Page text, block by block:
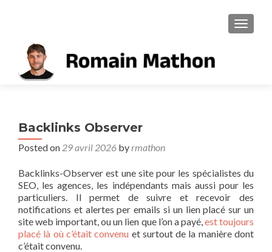
Backlinks Observer
Posted on 29 avril 2026 byrmathon
Backlinks-Observer est une site pour les spécialistes du
SEO, les agences, les indépendants mais aussi pour les
particuliers. Il permet de suivre et recevoir des
notifications et alertes per emails si un lien placé sur un
site web important, ou un lien que l’on a payé,est toujours
placé là où c’était convenu et surtout de la manière dont
c’était convenu.